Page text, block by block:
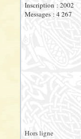
Inscription : 2002
Messages : 4 267
Hors ligne